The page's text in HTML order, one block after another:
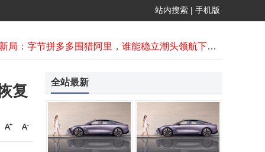
站内搜索 | 手机版
电商新局：字节拼多多围猎阿里，谁能稳立潮头领航下一个十年？
梅轮电梯新任副总朱虹：30年本土深耕，与董事长同乡共筑电梯事业
复 全站最新